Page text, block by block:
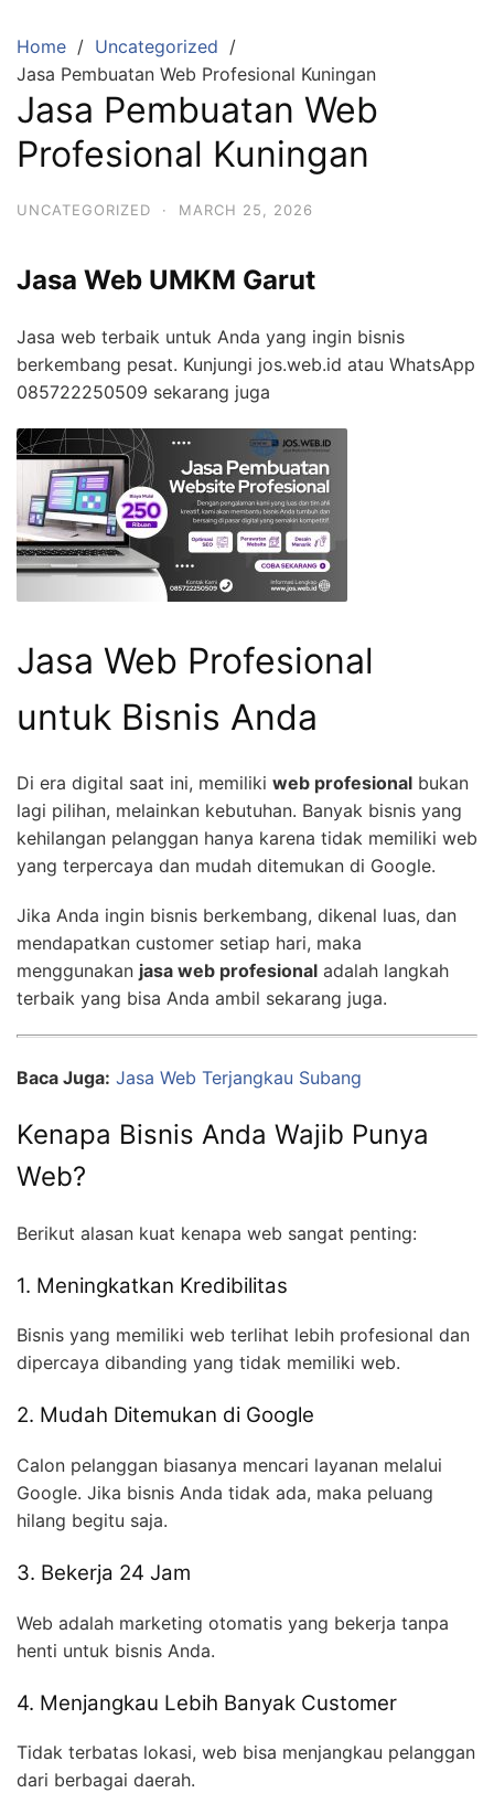
content
Home
Uncategorized
Jasa Pembuatan Web Profesional Kuningan
Jasa Pembuatan Web
Profesional Kuningan
UNCATEGORIZED · MARCH 25, 2026
Jasa Web UMKM Garut
Jasa web terbaik untuk Anda yang ingin bisnis
berkembang pesat. Kunjungi jos.web.id atau WhatsApp
085722250509 sekarang juga
Jasa Web Profesional
untuk Bisnis Anda
Di era digital saat ini, memiliki web profesional bukan
lagi pilihan, melainkan kebutuhan. Banyak bisnis yang
kehilangan pelanggan hanya karena tidak memiliki web
yang terpercaya dan mudah ditemukan di Google.
Jika Anda ingin bisnis berkembang, dikenal luas, dan
mendapatkan customer setiap hari, maka
menggunakan jasa web profesional adalah langkah
terbaik yang bisa Anda ambil sekarang juga.
Baca Juga: Jasa Web Terjangkau Subang
Kenapa Bisnis Anda Wajib Punya
Web?
Berikut alasan kuat kenapa web sangat penting:
1. Meningkatkan Kredibilitas
Bisnis yang memiliki web terlihat lebih profesional dan
dipercaya dibanding yang tidak memiliki web.
2. Mudah Ditemukan di Google
Calon pelanggan biasanya mencari layanan melalui
Google. Jika bisnis Anda tidak ada, maka peluang
hilang begitu saja.
3. Bekerja 24 Jam
Web adalah marketing otomatis yang bekerja tanpa
henti untuk bisnis Anda.
4. Menjangkau Lebih Banyak Customer
Tidak terbatas lokasi, web bisa menjangkau pelanggan
dari berbagai daerah.